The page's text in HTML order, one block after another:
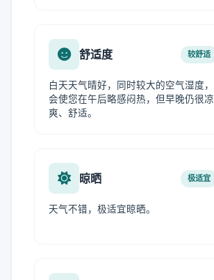
舒适度 较舒适
白天天气晴好，同时较大的空气湿度，
会使您在午后略感闷热，但早晚仍很凉
爽、舒适。
晾晒 极适宜
天气不错，极适宜晾晒。